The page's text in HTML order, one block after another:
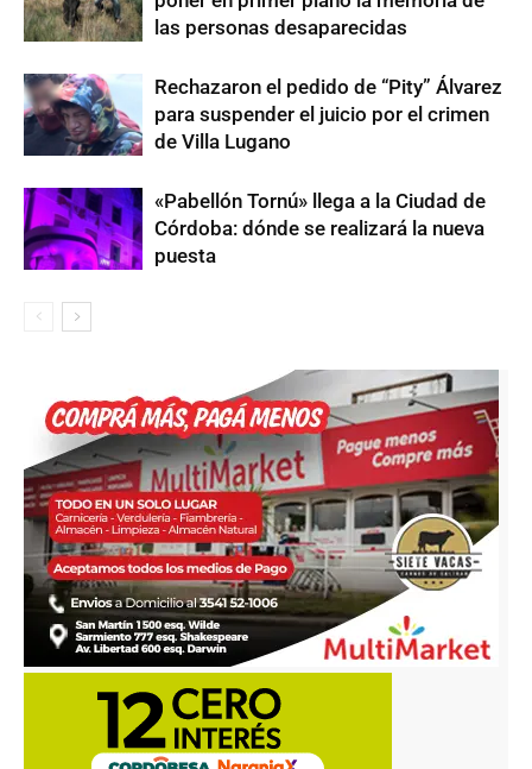
las personas desaparecidas
Rechazaron el pedido de “Pity” Álvarez
para suspender el juicio por el crimen
de Villa Lugano
«Pabellón Tornú» llega a la Ciudad de
Córdoba: dónde se realizará la nueva
puesta